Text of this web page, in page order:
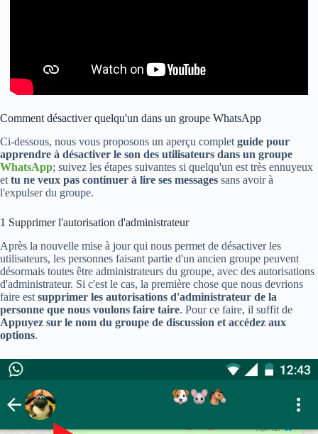
Comment désactiver quelqu'un dans un groupe WhatsApp
Ci-dessous, nous vous proposons un aperçu complet guide pour
apprendre à désactiver le son des utilisateurs dans un groupe
WhatsApp; suivez les étapes suivantes si quelqu'un est très ennuyeux
et tu ne veux pas continuer à lire ses messages sans avoir à
l'expulser du groupe.
1 Supprimer l'autorisation d'administrateur
Après la nouvelle mise à jour qui nous permet de désactiver les
utilisateurs, les personnes faisant partie d'un ancien groupe peuvent
désormais toutes être administrateurs du groupe, avec des autorisations
d'administrateur. Si c'est le cas, la première chose que nous devrions
faire est supprimer les autorisations d'administrateur de la
personne que nous voulons faire taire. Pour ce faire, il suffit de
Appuyez sur le nom du groupe de discussion et accédez aux
options.